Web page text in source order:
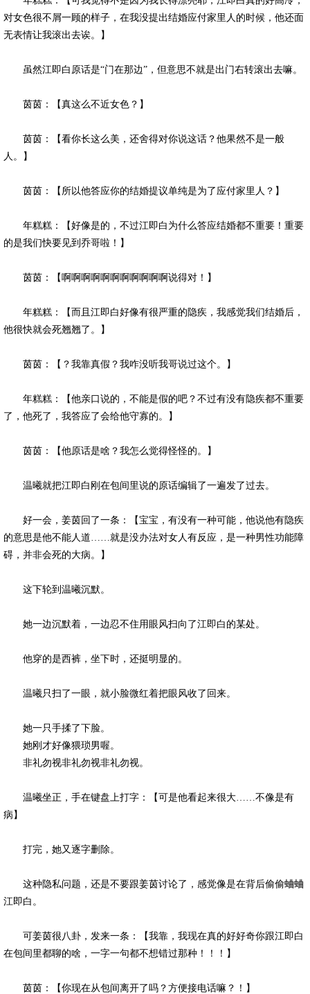
对女色很不屑一顾的样子，在我没提出结婚应付家里人的时候，他还面
无表情让我滚出去诶。】
虽然江即白原话是“门在那边”，但意思不就是出门右转滚出去嘛。
茵茵：【真这么不近女色？】
茵茵：【看你长这么美，还舍得对你说这话？他果然不是一般
人。】
茵茵：【所以他答应你的结婚提议单纯是为了应付家里人？】
年糕糕：【好像是的，不过江即白为什么答应结婚都不重要！重要
的是我们快要见到乔哥啦！】
茵茵：【啊啊啊啊啊啊啊啊啊啊啊说得对！】
年糕糕：【而且江即白好像有很严重的隐疾，我感觉我们结婚后，
他很快就会死翘翘了。】
茵茵：【？我靠真假？我咋没听我哥说过这个。】
年糕糕：【他亲口说的，不能是假的吧？不过有没有隐疾都不重要
了，他死了，我答应了会给他守寡的。】
茵茵：【他原话是啥？我怎么觉得怪怪的。】
温曦就把江即白刚在包间里说的原话编辑了一遍发了过去。
好一会，姜茵回了一条：【宝宝，有没有一种可能，他说他有隐疾
的意思是他不能人道……就是没办法对女人有反应，是一种男性功能障
碍，并非会死的大病。】
这下轮到温曦沉默。
她一边沉默着，一边忍不住用眼风扫向了江即白的某处。
他穿的是西裤，坐下时，还挺明显的。
温曦只扫了一眼，就小脸微红着把眼风收了回来。
她一只手揉了下脸。
她刚才好像猥琐男喔。
非礼勿视非礼勿视非礼勿视。
温曦坐正，手在键盘上打字：【可是他看起来很大……不像是有
病】
打完，她又逐字删除。
这种隐私问题，还是不要跟姜茵讨论了，感觉像是在背后偷偷蛐蛐
江即白。
可姜茵很八卦，发来一条：【我靠，我现在真的好好奇你跟江即白
在包间里都聊的啥，一字一句都不想错过那种！！！】
茵茵：【你现在从包间离开了吗？方便接电话嘛？！】